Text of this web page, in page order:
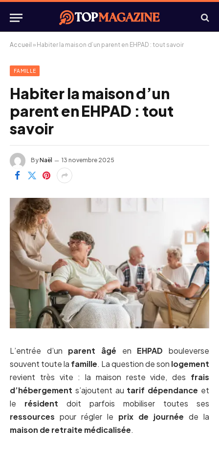
Accueil » Habiter la maison d’un parent en EHPAD : tout savoir
FAMILLE
Habiter la maison d’un
parent en EHPAD : tout
savoir
ByNaël 13 novembre 2025
L’entrée d’un parent âgé en EHPAD bouleverse
souvent toute la famille. La question de son logement
revient très vite : la maison reste vide, des frais
d’hébergement s’ajoutent au tarif dépendance et
le résident doit parfois mobiliser toutes ses
ressources pour régler le prix de journée de la
maison de retraite médicalisée.